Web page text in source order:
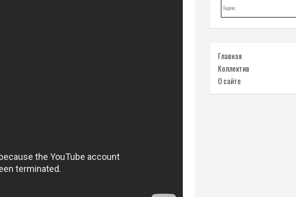
Главная
Коллектив
О сайте